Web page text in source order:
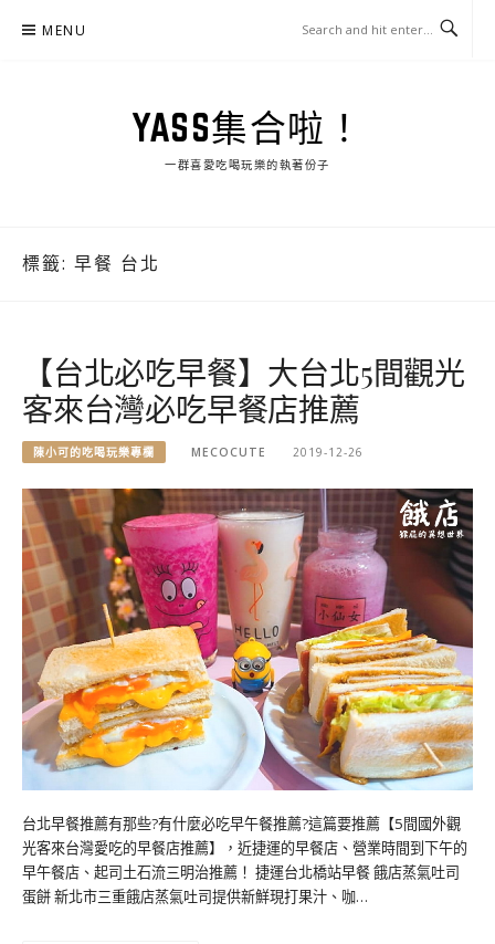
MENU
YASS集合啦！
一群喜愛吃喝玩樂的執著份子
標籤: 早餐 台北
【台北必吃早餐】大台北5間觀光
客來台灣必吃早餐店推薦
陳小可的吃喝玩樂專欄 MECOCUTE 2019-12-26
台北早餐推薦有那些?有什麼必吃早午餐推薦?這篇要推薦【5間國外觀
光客來台灣愛吃的早餐店推薦】，近捷運的早餐店、營業時間到下午的
早午餐店、起司土石流三明治推薦！ 捷運台北橋站早餐 餓店蒸氣吐司
蛋餅 新北市三重餓店蒸氣吐司提供新鮮現打果汁、咖…